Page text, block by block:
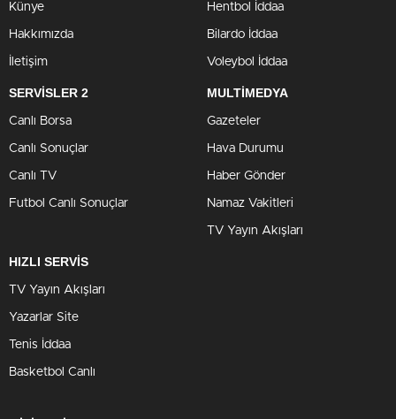
Künye
Hakkımızda
İletişim
Hentbol İddaa
Bilardo İddaa
Voleybol İddaa
SERVİSLER 2
Canlı Borsa
Canlı Sonuçlar
Canlı TV
Futbol Canlı Sonuçlar
MULTİMEDYA
Gazeteler
Hava Durumu
Haber Gönder
Namaz Vakitleri
TV Yayın Akışları
HIZLI SERVİS
TV Yayın Akışları
Yazarlar Site
Tenis İddaa
Basketbol Canlı